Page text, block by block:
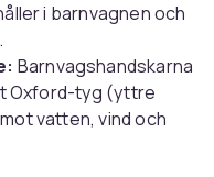
i barnvagnen och
Barnvagshandskarna
Oxford-tyg (yttre
vatten, vind och